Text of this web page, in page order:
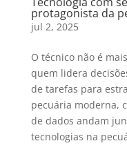
protagonista da
jul 2, 2025
O técnico não é
quem lidera
de tarefas para
pecuária moderna,
de dados andam
tecnologias na